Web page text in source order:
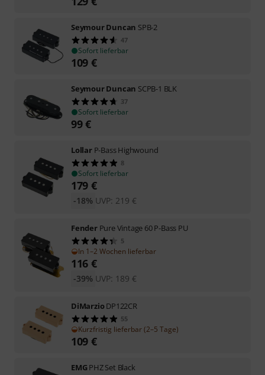
Seymour Duncan SPB-2
47
Sofort lieferbar
109 €
Seymour Duncan SCPB-1 BLK
37
Sofort lieferbar
99€
Lollar P-Bass Highwound
8
Sofort lieferbar
179 €
UVP: 219 €
-18%
Fender Pure Vintage 60 P-Bass PU
5
In 1–2 Wochen lieferbar
116 €
UVP: 189 €
-39%
DiMarzioDP122CR
55
Kurzfristig lieferbar (2–5 Tage)
109 €
EMGPHZ Set Black